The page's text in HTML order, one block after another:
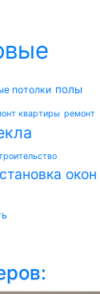
потолки полы
квартиры ремонт
окон